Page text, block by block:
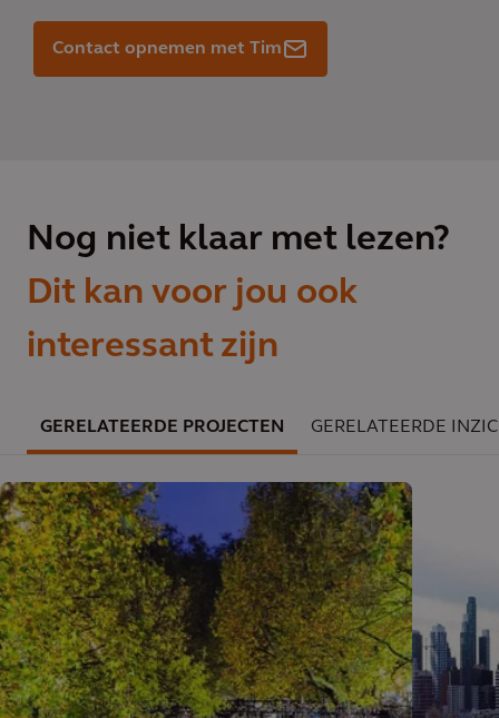
Contact opnemen met Tim
Nog niet klaar met lezen?
Dit kan voor jou ook
interessant zijn
GERELATEERDE PROJECTEN GERELATEERDE